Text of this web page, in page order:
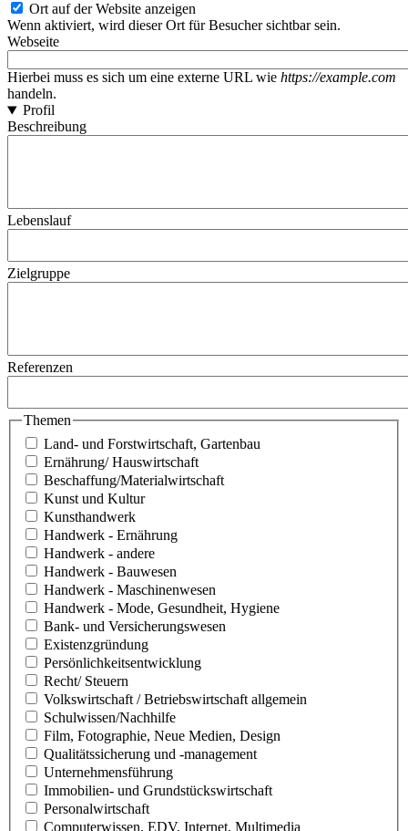
Ort auf der Website anzeigen
Wenn aktiviert, wird dieser Ort für Besucher sichtbar sein.
Webseite
Hierbei muss es sich um eine externe URL wie https://example.com
handeln.
Profil
Beschreibung
Lebenslauf
Zielgruppe
Referenzen
Themen
Land- und Forstwirtschaft, Gartenbau
Ernährung/ Hauswirtschaft
Beschaffung/Materialwirtschaft
Kunst und Kultur
Kunsthandwerk
Handwerk - Ernährung
Handwerk - andere
Handwerk - Bauwesen
Handwerk - Maschinenwesen
Handwerk - Mode, Gesundheit, Hygiene
Bank- und Versicherungswesen
Existenzgründung
Persönlichkeitsentwicklung
Recht/ Steuern
Volkswirtschaft / Betriebswirtschaft allgemein
Schulwissen/Nachhilfe
Film, Fotographie, Neue Medien, Design
Qualitätssicherung und -management
Unternehmensführung
Immobilien- und Grundstückswirtschaft
Personalwirtschaft
Computerwissen, EDV, Internet, Multimedia